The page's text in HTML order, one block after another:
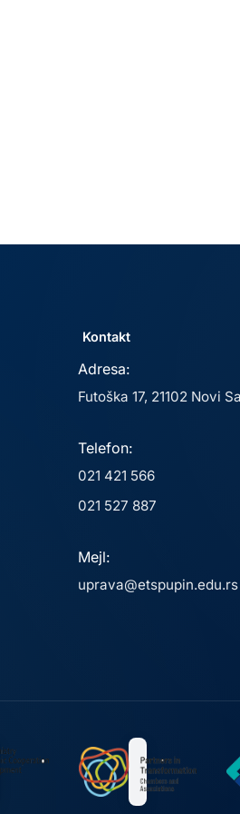
Kontakt
Adresa:
Futoška 17, 21102 Novi
Telefon:
021 421 566
021 527 887
Mejl:
uprava@etspupin.edu.rs